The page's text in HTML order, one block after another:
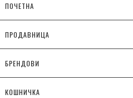
ПОЧЕТНА
ПРОДАВНИЦА
БРЕНДОВИ
КОШНИЧКА